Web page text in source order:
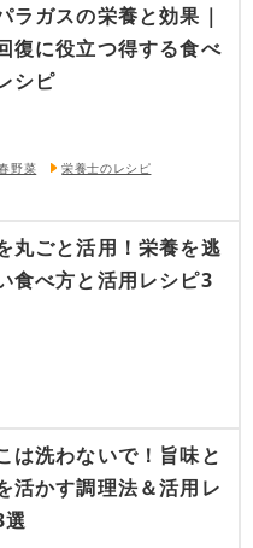
ラガスの栄養と効果｜
復に役立つ得する食べ
シピ
野菜
栄養士のレシピ
丸ごと活用！栄養を逃
食べ方と活用レシピ3
は洗わないで！旨味と
活かす調理法＆活用レ
選